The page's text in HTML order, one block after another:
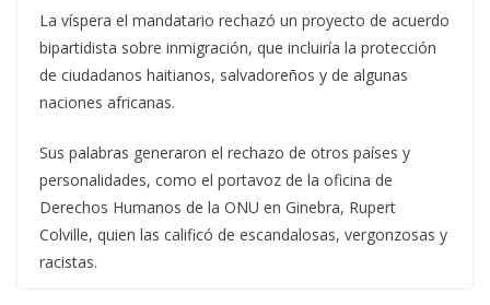
La víspera el mandatario rechazó un proyecto de acuerdo
bipartidista sobre inmigración, que incluiría la protección
de ciudadanos haitianos, salvadoreños y de algunas
naciones africanas.
Sus palabras generaron el rechazo de otros países y
personalidades, como el portavoz de la oficina de
Derechos Humanos de la ONU en Ginebra, Rupert
Colville, quien las calificó de escandalosas, vergonzosas y
racistas.